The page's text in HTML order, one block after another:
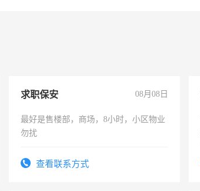
求职保安 08月08日
最好是售楼部，商场，8小时，小区物业
勿扰
查看联系方式